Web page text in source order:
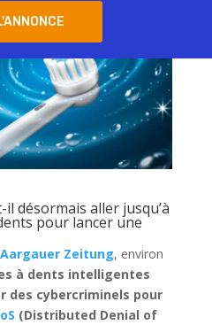
désormais aller jusqu’à
pour lancer une
Aargauer Zeitung, environ
à dents intelligentes
des cybercriminels pour
(Distributed Denial of